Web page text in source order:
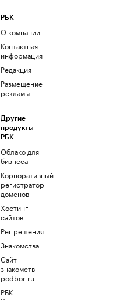
РБК
О компании
Контактная
информация
Редакция
Размещение
рекламы
Другие
продукты
РБК
Облако для
бизнеса
Корпоративный
регистратор
доменов
Хостинг
сайтов
Рег.решения
Знакомства
Сайт
знакомств
podbor.ru
РБК